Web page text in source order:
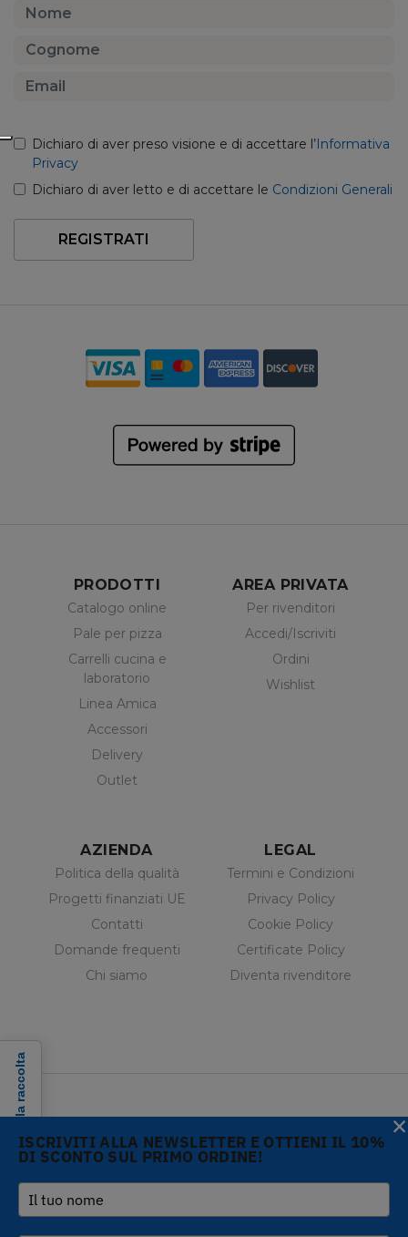
Dichiaro di aver preso visione e di accettare l’Informativa
Privacy
Dichiaro di aver letto e di accettare le Condizioni Generali
REGISTRATI
PRODOTTI
Catalogo online
Pale per pizza
Carrelli cucina e
laboratorio
Linea Amica
Accessori
Delivery
Outlet
AREA PRIVATA
Per rivenditori
Accedi/Iscriviti
Ordini
Wishlist
AZIENDA
Politica della qualità
Progetti finanziati UE
Contatti
Domande frequenti
Chi siamo
LEGAL
Termini e Condizioni
Privacy Policy
Cookie Policy
Certificate Policy
Diventa rivenditore
Copyright © 2026 Gi.Metal
srl - VAT no. 01888690979
Telefono :+39 0573
1943680-
Informativa sulla raccoltaISCRIVITI ALLA NEWSLETTER E OTTIENI IL 10%
DI SCONTO SUL PRIMO ORDINE!
×